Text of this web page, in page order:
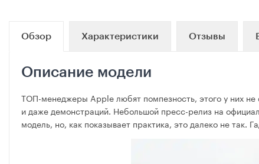
Обзор Характеристики Отзывы
Описание модели
ТОП-менеджеры Apple любят помпезность, этого у них
и даже демонстраций. Небольшой пресс-релиз на
модель, но, как показывает практика, это далеко не так.